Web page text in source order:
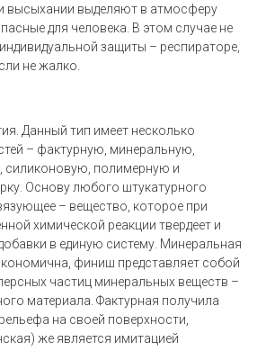
высыхании выделяют в атмосферу
для человека. В этом случае не
защиты – респираторе,
не жалко.
Данный тип имеет несколько
– фактурную, минеральную,
силиконовую, полимерную и
Основу любого штукатурного
– вещество, которое при
химической реакции твердеет и
в единую систему. Минеральная
финиш представляет собой
частиц минеральных веществ –
материала. Фактурная получила
на своей поверхности,
же является имитацией